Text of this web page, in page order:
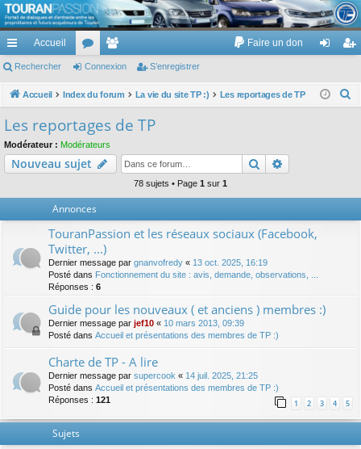
TouranPassion
Le forum des propriétaires ou futurs acquéreurs du Volkswagen Touran
cc
ès
pi
de
Accueil
or
u
e
m
Faire un don
ne nr
Rechercher Connexion S’enregistrer
Accueil Index du forum La vie du site TP :) Les reportages de TP
c
Les reportages de TP
Modérateur : Modérateurs
Nouveau sujet Rechercher
78 sujets • Page 1 sur 1
Annonces
TouranPassion et les réseaux sociaux (Facebook,
Twitter, ...)
Dernier message par gnanvofredy « 13 oct. 2025, 16:19
Posté dans Fonctionnement du site : avis, demande, observations, ...
Réponses : 6
Guide pour les nouveaux ( et anciens ) membres :)
Dernier message par jef10 « 10 mars 2013, 09:39
Posté dans Accueil et présentations des membres de TP :)
Charte de TP - A lire
Dernier message par supercook « 14 juil. 2025, 21:25
Posté dans Accueil et présentations des membres de TP :)
Réponses : 121 1 2 3 4 5
Sujets